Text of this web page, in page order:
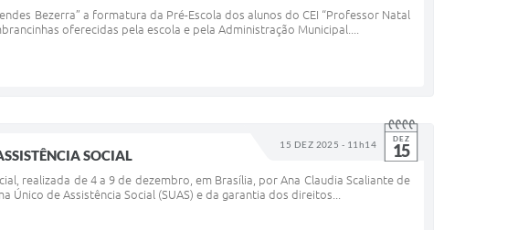
Bezerra” a formatura da Pré-Escola dos alunos do CEI “Professor Natal
oferecidas pela escola e pela Administração Municipal....
15 DEZ 2025 - 11h14 DEZ
15
SOCIAL
realizada de 4 a 9 de dezembro, em Brasília, por Ana Claudia Scaliante de
de Assistência Social (SUAS) e da garantia dos direitos...